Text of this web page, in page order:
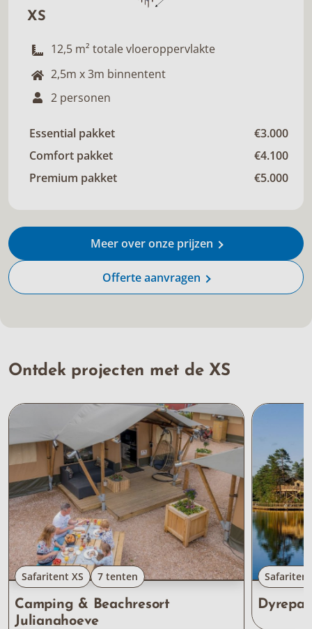
XS
12,5 m² totale vloeroppervlakte
2,5m x 3m binnentent
2 personen
Essential pakket
€3.000
Comfort pakket
€4.100
Premium pakket
€5.000
Meer over onze prijzen
Offerte aanvragen
Ontdek projecten met de XS
Safaritent XS 7 tenten
Camping & Beachresort
Julianahoeve